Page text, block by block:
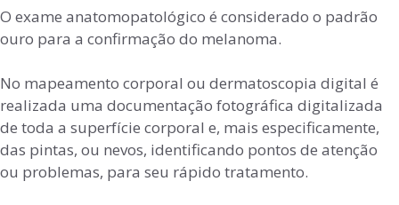
O exame anatomopatológico é considerado o padrão
ouro para a confirmação do melanoma.
No mapeamento corporal ou dermatoscopia digital é
realizada uma documentação fotográfica digitalizada
de toda a superfície corporal e, mais especificamente,
das pintas, ou nevos, identificando pontos de atenção
ou problemas, para seu rápido tratamento.